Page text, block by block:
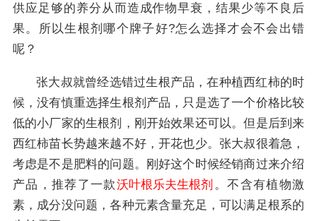
供应足够的养分从而造成作物早衰，结果少等不良后
果。所以生根剂哪个牌子好?怎么选择才会不会出错
呢？
张大叔就曾经选错过生根产品，在种植西红柿的时
候，没有慎重选择生根剂产品，只是选了一个价格比较
低的小厂家的生根剂，刚开始效果还可以。但是后到来
西红柿苗长势越来越不好，开花也少。张大叔很着急，
考虑是不是肥料的问题。刚好这个时候经销商过来介绍
产品，推荐了一款沃叶根乐夫生根剂 。不含有植物激
素，成分没问题，各种元素含量充足，可以满足根系的